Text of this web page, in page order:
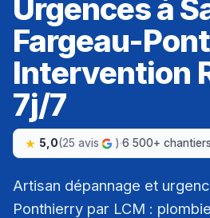
Urgences à
Fargeau-
Intervention
7j/7
5,0(25 avis )·6 500+
Artisan dépannage et
Ponthierry par LCM :